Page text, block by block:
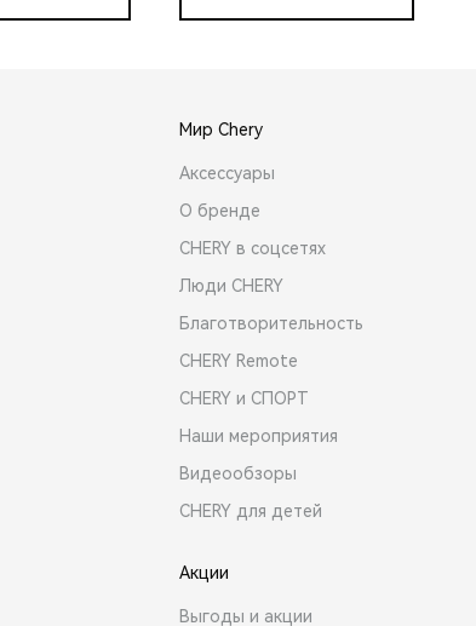
Мир Chery
Аксессуары
О бренде
CHERY в соцсетях
Люди CHERY
Благотворительность
CHERY Remote
CHERY и СПОРТ
Наши мероприятия
Видеообзоры
CHERY для детей
Акции
Выгоды и акции